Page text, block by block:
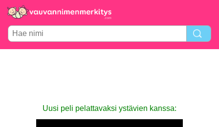
Uusi peli pelattavaksi ystävien kanssa: